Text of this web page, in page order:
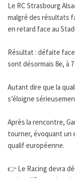
Le RC Strasbourg
malgré des résultats
en retard face au
Résultat : défaite
sont désormais 8e, à
Autant dire que la
s’éloigne
Après la rencontre,
tourner, évoquant un
qualif européenne.
👉 Le Racing devra